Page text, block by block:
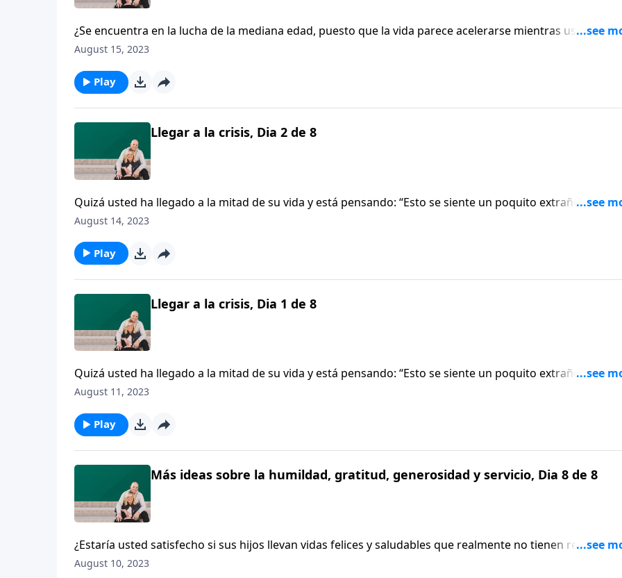
¿Se encuentra en la lucha de la mediana edad, puesto que la vida parece acelerarse mientras usted
disminuye su velocidad?
August 15, 2023
Play
Llegar a la crisis, Dia 2 de 8
Quizá usted ha llegado a la mitad de su vida y está pensando: “Esto se siente un poquito extraño”. ¿Dice
algo la Biblia acerca de la mediana edad?
August 14, 2023
Play
Llegar a la crisis, Dia 1 de 8
Quizá usted ha llegado a la mitad de su vida y está pensando: “Esto se siente un poquito extraño”. ¿Dice
algo la Biblia acerca de la mediana edad?
August 11, 2023
Play
Más ideas sobre la humildad, gratitud, generosidad y servicio, Dia 8 de 8
¿Estaría usted satisfecho si sus hijos llevan vidas felices y saludables que realmente no tienen relevancia
para el Reino de Dios? Hoy en el programa está con nosotros Tim Kimmel para ayudarnos a concluir con
August 10, 2023